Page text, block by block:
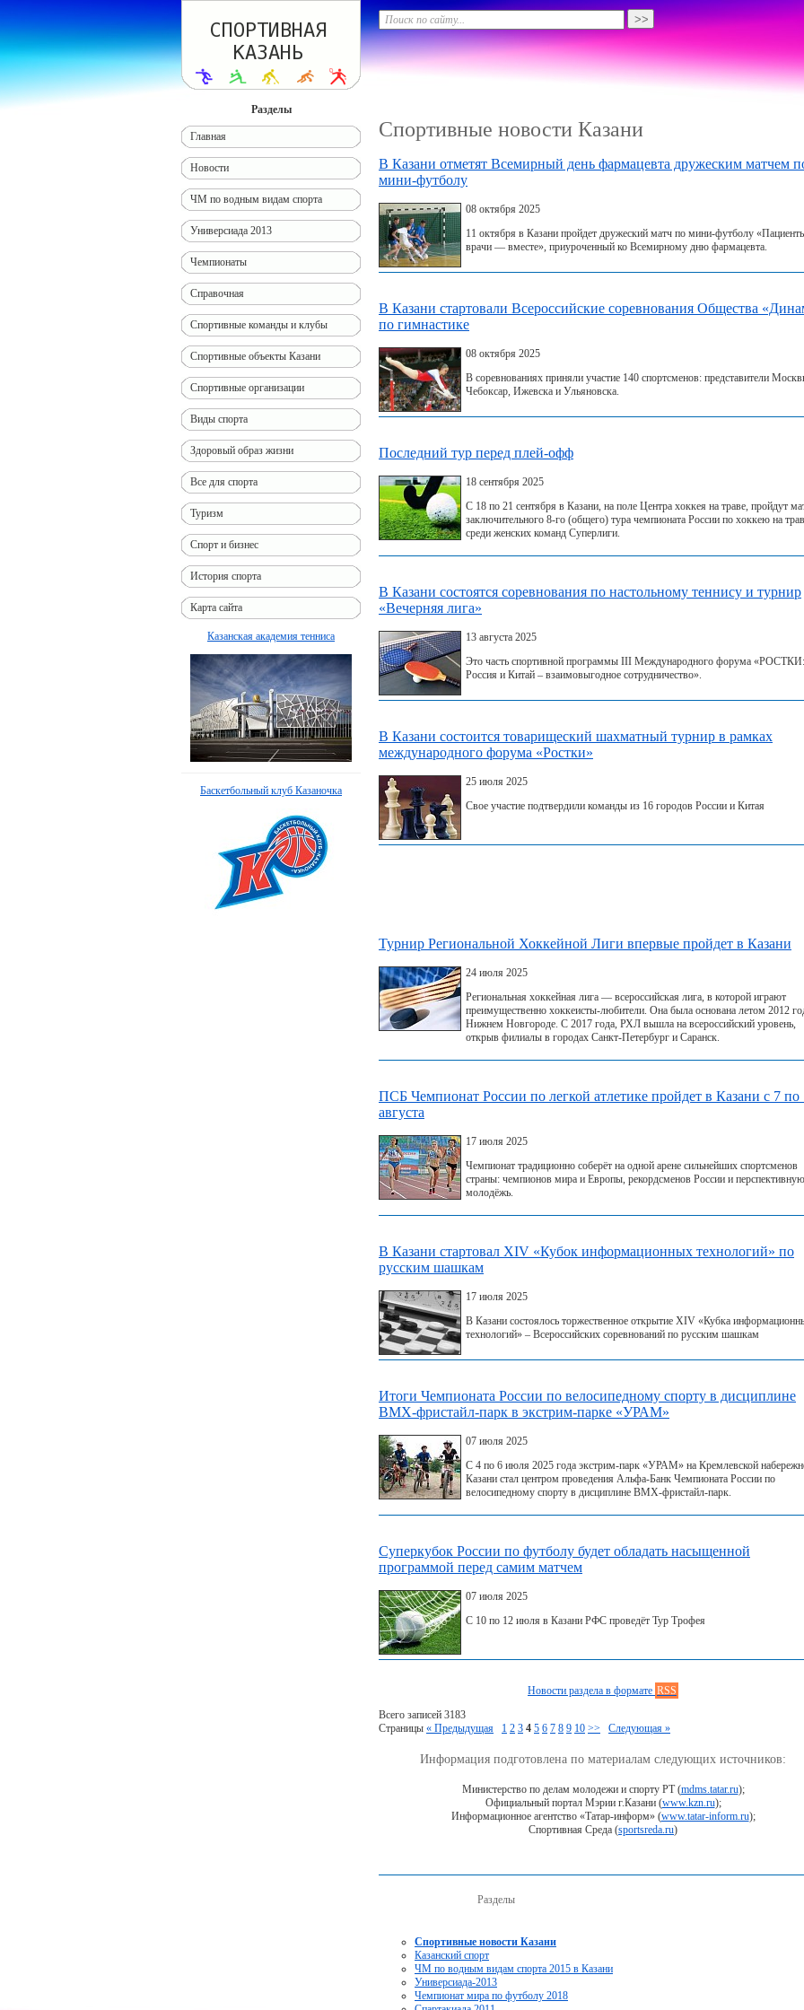
Спортивные новости Казани
В Казани отметят Всемирный день фармацевта дружеским матчем
мини-футболу
08 октября 2025
11 октября в Казани пройдет дружеский матч по мини-футболу
врачи — вместе», приуроченный ко Всемирному дню фармацевта.
В Казани стартовали Всероссийские соревнования Общества
по гимнастике
08 октября 2025
В соревнованиях приняли участие 140 спортсменов: представители
Чебоксар, Ижевска и Ульяновска.
Последний тур перед плей-офф
18 сентября 2025
С 18 по 21 сентября в Казани, на поле Центра хоккея на траве, пройдут
заключительного 8-го (общего) тура чемпионата России по хоккею на
среди женских команд Суперлиги.
В Казани состоятся соревнования по настольному теннису и турнир
«Вечерняя лига»
13 августа 2025
Это часть спортивной программы III Международного форума «РОСТКИ:
Россия и Китай – взаимовыгодное сотрудничество».
В Казани состоится товарищеский шахматный турнир в рамках
международного форума «Ростки»
25 июля 2025
Свое участие подтвердили команды из 16 городов России и Китая
Турнир Региональной Хоккейной Лиги впервые пройдет в Казани
24 июля 2025
Региональная хоккейная лига — всероссийская лига, в которой играют
преимущественно хоккеисты-любители. Она была основана летом 2012
Нижнем Новгороде. С 2017 года, РХЛ вышла на всероссийский уровень,
открыв филиалы в городах Санкт-Петербург и Саранск.
ПСБ Чемпионат России по легкой атлетике пройдет в Казани с 7 по
августа
17 июля 2025
Чемпионат традиционно соберёт на одной арене сильнейших спортсменов
страны: чемпионов мира и Европы, рекордсменов России и перспективную
молодёжь.
В Казани стартовал XIV «Кубок информационных технологий» по
русским шашкам
17 июля 2025
В Казани состоялось торжественное открытие XIV «Кубка
технологий» – Всероссийских соревнований по русским шашкам
Итоги Чемпионата России по велосипедному спорту в дисциплине
ВМХ-фристайл-парк в экстрим-парке «УРАМ»
07 июля 2025
С 4 по 6 июля 2025 года экстрим-парк «УРАМ» на Кремлевской
Казани стал центром проведения Альфа-Банк Чемпионата России по
велосипедному спорту в дисциплине BMX-фристайл-парк.
Суперкубок России по футболу будет обладать насыщенной
программой перед самим матчем
07 июля 2025
С 10 по 12 июля в Казани РФС проведёт Тур Трофея
Новости раздела в формате RSS
Всего записей 3183
Страницы « Предыдущая 1 2 3 4 5 6 7 8 9 10 >> Следующая »
Информация подготовлена по материалам следующих источников:
Министерство по делам молодежи и спорту РТ (mdms.tatar.ru);
Официальный портал Мэрии г.Казани (www.kzn.ru);
Информационное агентство «Татар-информ» (www.tatar-inform.ru);
Спортивная Среда (sportsreda.ru)
Разделы
Спортивные новости Казани
Казанский спорт
ЧМ по водным видам спорта 2015 в Казани
Универсиада-2013
Чемпионат мира по футболу 2018
Разделы
Главная
Новости
ЧМ по водным видам спорта
Универсиада 2013
Чемпионаты
Справочная
Спортивные команды и клубы
Спортивные объекты Казани
Спортивные организации
Виды спорта
Здоровый образ жизни
Все для спорта
Туризм
Спорт и бизнес
История спорта
Карта сайта
Казанская академия тенниса
Баскетбольный клуб Казаночка